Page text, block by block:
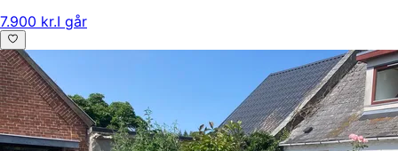
7.900 kr.I går